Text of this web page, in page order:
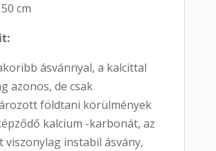
cm
ásvánnyal, a kalcittal
azonos, de csak
földtani körülmények
kalcium -karbonát, az
viszonylag instabil ásvány,